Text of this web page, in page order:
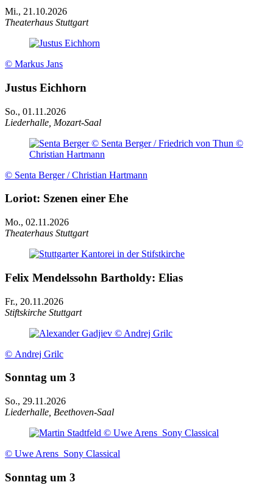
Mi., 21.10.2026
Theaterhaus Stuttgart
© Markus Jans
Justus Eichhorn
So., 01.11.2026
Liederhalle, Mozart-Saal
© Senta Berger / Christian Hartmann
Loriot: Szenen einer Ehe
Mo., 02.11.2026
Theaterhaus Stuttgart
Felix Mendelssohn Bartholdy: Elias
Fr., 20.11.2026
Stiftskirche Stuttgart
© Andrej Grilc
Sonntag um 3
So., 29.11.2026
Liederhalle, Beethoven-Saal
© Uwe Arens_Sony Classical
Sonntag um 3